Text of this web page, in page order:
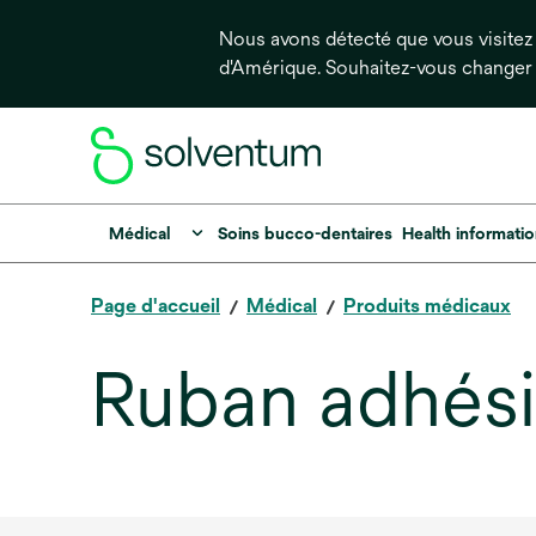
Nous avons détecté que vous
d'Amérique. Souhaitez-vous
Médical Soins bucco-dentaires Health
Page d'accueil Médical Produits médicaux
Ruban